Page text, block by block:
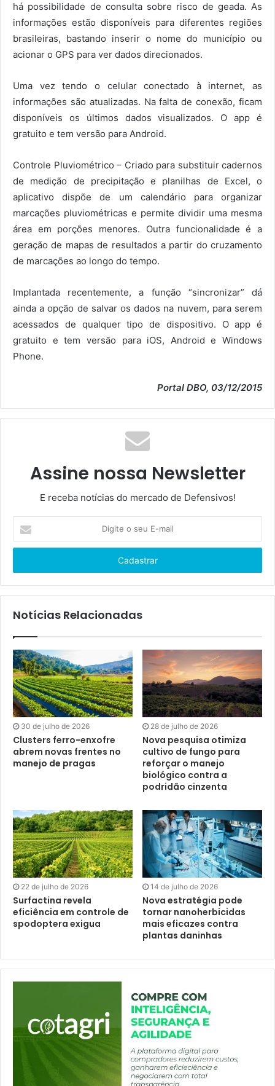
há possibilidade de consulta sobre risco de geada. As
informações estão disponíveis para diferentes regiões
brasileiras, bastando inserir o nome do município ou
acionar o GPS para ver dados direcionados.
Uma vez tendo o celular conectado à internet, as
informações são atualizadas. Na falta de conexão, ficam
disponíveis os últimos dados visualizados. O app é
gratuito e tem versão para Android.
Controle Pluviométrico – Criado para substituir cadernos
de medição de precipitação e planilhas de Excel, o
aplicativo dispõe de um calendário para organizar
marcações pluviométricas e permite dividir uma mesma
área em porções menores. Outra funcionalidade é a
geração de mapas de resultados a partir do cruzamento
de marcações ao longo do tempo.
Implantada recentemente, a função “sincronizar” dá
ainda a opção de salvar os dados na nuvem, para serem
acessados de qualquer tipo de dispositivo. O app é
gratuito e tem versão para iOS, Android e Windows
Phone.
Portal DBO, 03/12/2015
Assine nossa Newsletter
E receba notícias do mercado de Defensivos!
seu
mail
Notícias Relacionadas
30 de julho de 2026
Clusters ferro-enxofre
abrem novas frentes no
manejo de pragas
28 de julho de 2026
Nova pesquisa otimiza
cultivo de fungo para
reforçar o manejo
biológico contra a
podridão cinzenta
22 de julho de 2026
Surfactina revela
eficiência em controle de
spodoptera exigua
14 de julho de 2026
Nova estratégia pode
tornar nanoherbicidas
mais eficazes contra
plantas daninhas